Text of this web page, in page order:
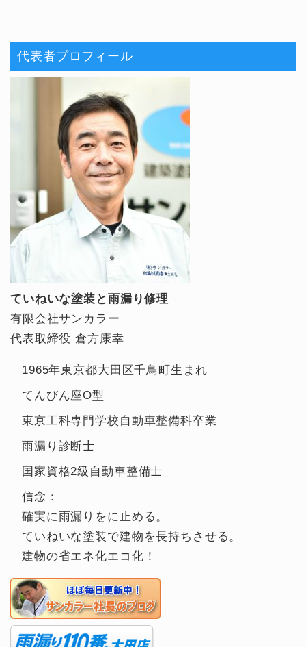
代表者プロフィール
ていねいな塗装と雨漏り修理
有限会社サンカラー
代表取締役 倉方康幸
1965年東京都大田区千鳥町生まれ
てんびん座O型
東京工科専門学校自動車整備科卒業
雨漏り診断士
国家資格2級自動車整備士
信念：
確実に雨漏りをに止める。
ていねいな塗装で建物を長持ちさせる。
建物の省エネ化エコ化！